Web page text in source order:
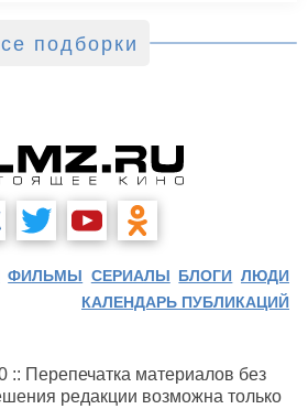
подборки
ФИЛЬМЫ СЕРИАЛЫ БЛОГИ ЛЮДИ
КАЛЕНДАРЬ ПУБЛИКАЦИЙ
:: Перепечатка материалов без
редакции возможна только